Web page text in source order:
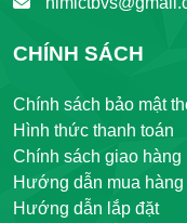
CHÍNH SÁCH
Chính sách bảo mật
Hình thức thanh toán
Chính sách giao hàng
Hướng dẫn mua hàng
Hướng dẫn lắp đặt